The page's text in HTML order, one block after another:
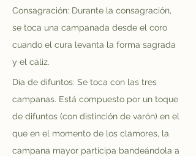
Consagración: Durante la consagración,
se toca una campanada desde el coro
cuando el cura levanta la forma sagrada
y el cáliz.
Día de difuntos: Se toca con las tres
campanas. Está compuesto por un toque
de difuntos (con distinción de varón) en el
que en el momento de los clamores, la
campana mayor participa bandeándola a